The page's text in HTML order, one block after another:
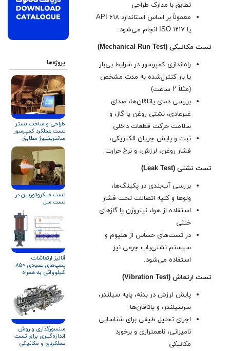
تطابق با مدارک طراحی
معمولاً بر اساس استاندارد API ۶۱۸
یا ISO ۱۲۱۷ انجام می‌شود.
تست مکانیکی (Mechanical Run Test)
راه‌اندازی کمپرسور در شرایط بی‌بار
یا بار کنترل‌شده به مدت مشخص
(مثلاً ۲ ساعت)
بررسی دمای یاتاقان‌ها، صدای
غیرعادی، نشتی روغن یا گاز، و
سلامت حرکت قطعات داخلی
ثبت و پایش جریان الکتریکی،
فشار روغن، لرزش، و نرخ حرارت
تست نشتی (Leak Test)
بررسی آب‌بندی در پکینگ‌ها،
ولوها و کلیه اتصالات تحت فشار
استفاده از هوا، نیتروژن یا گازهای
خنثی
در تست‌های حساس از هلیوم و
سیستم نشتی‌یاب جرمی نیز
استفاده می‌شود.
تست ارتعاش (Vibration Test)
پایش لرزش در بدنه، پایه سیلندر،
سرسیلندر، و یاتاقان‌ها
اجرای تحلیل طیفی برای شناسایی
نامیزانی، ناهمترازی و برخورد
مکانیکی
پروژه‌ها
طراحی و ساخت بستر
تست عملکرد کمپرسور
سانتریفیوژ مطابق
استاندارد ASME PTC
۱۰
تست میکروتوربین در
تست سل
آنالیز ارتعاشات
پمپ‌های عمودی ۸۵۰
کیلوواتی به همراه
تست استند
سنسورگذاری و روش
اندازه‌گیری برای تست‌
عملکردی و مکانیکی